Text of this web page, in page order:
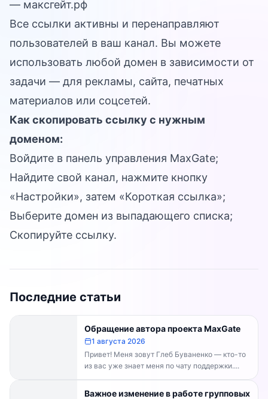
— максгейт.рф
Все ссылки активны и перенаправляют
пользователей в ваш канал. Вы можете
использовать любой домен в зависимости от
задачи — для рекламы, сайта, печатных
материалов или соцсетей.
Как скопировать ссылку с нужным
доменом:
Войдите в панель управления MaxGate;
Найдите свой канал, нажмите кнопку
«Настройки», затем «Короткая ссылка»;
Выберите домен из выпадающего списка;
Скопируйте ссылку.
Последние статьи
Обращение автора проекта MaxGate
1 августа 2026
Привет! Меня зовут Глеб Буваненко — кто-то
из вас уже знает меня по чату поддержки....
Важное изменение в работе групповых